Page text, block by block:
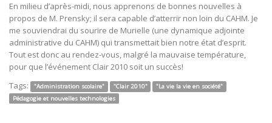
En milieu d’après-midi, nous apprenons de bonnes nouvelles à
propos de M. Prensky; il sera capable d’atterrir non loin du CAHM. Je
me souviendrai du sourire de Murielle (une dynamique adjointe
administrative du CAHM) qui transmettait bien notre état d’esprit.
Tout est donc au rendez-vous, malgré la mauvaise température,
pour que l’événement Clair 2010 soit un succès!
Tags:
"Administration scolaire" "Clair 2010"
"La vie la vie en société"
Pédagogie et nouvelles technologies